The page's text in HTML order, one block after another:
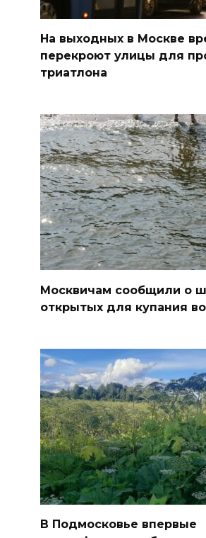
На выходных в Москве
перекроют улицы для
триатлона
Москвичам сообщили о
открытых для купания
В Подмосковье впервые